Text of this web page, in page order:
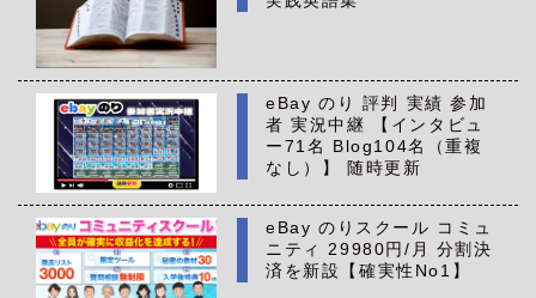
eBay のり 評判 実績 参加
者 実況中継 【インタビュ
ー71名 Blog104名（重複
なし）】 随時更新
eBay のりスクール コミュ
ニティ 29980円/月 分割決
済を新設【確実性No1】